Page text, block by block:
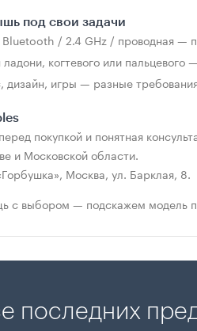
под свои задачи
Bluetooth / 2.4 GHz / проводная —
ладони, когтевого или
дизайн, игры — разные
покупкой и понятная
и Московской области.
Москва, ул. Барклая, 8.
с выбором — подскажем модель
последних